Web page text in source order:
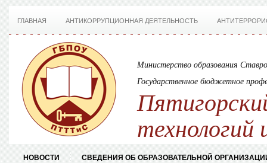
ГЛАВНАЯ АНТИКОРРУПЦИОННАЯ ДЕЯТЕЛЬНОСТЬ
Министерство образования
Государственное бюджетное
технологий
НОВОСТИ СВЕДЕНИЯ ОБ ОБРАЗОВАТЕЛЬНОЙ